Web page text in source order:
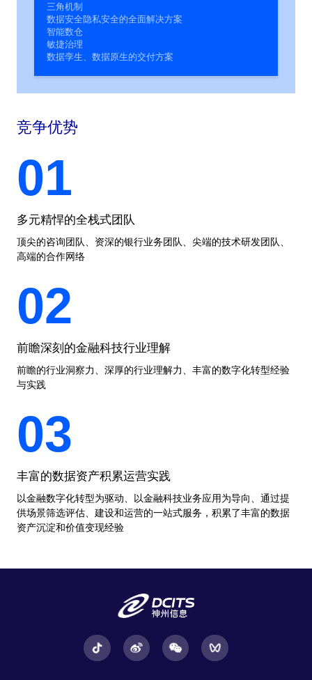
三角机制
数据安全隐私安全的全面解决方案
智能数仓
敏捷治理
数据孪生、数据原生的交付方案
竞争优势
01
多元精悍的全栈式团队
顶尖的咨询团队、资深的银行业务团队、尖端的技术研发团队、
高端的合作网络
02
前瞻深刻的金融科技行业理解
前瞻的行业洞察力、深厚的行业理解力、丰富的数字化转型经验
与实践
03
丰富的数据资产积累运营实践
以金融数字化转型为驱动、以金融科技业务应用为导向、通过提
供场景筛选评估、建设和运营的一站式服务，积累了丰富的数据
资产沉淀和价值变现经验